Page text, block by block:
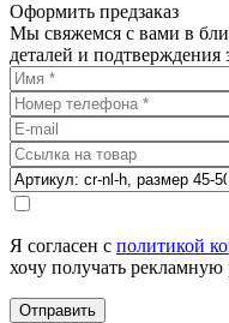
Оформить предзаказ
Мы свяжемся с вами в
деталей и подтверждения
Я согласен с политикой
хочу получать рекламную
Отправить